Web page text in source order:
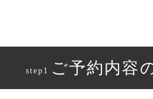
step1 ご予約内容